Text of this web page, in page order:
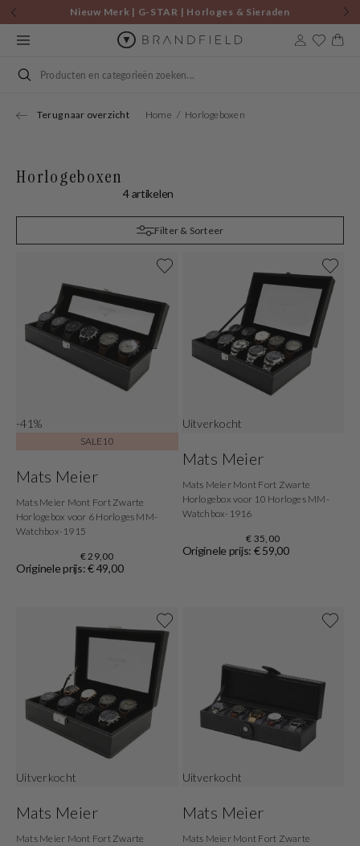
Skip to
content
Nieuw Merk | G-STAR | Horloges & Sieraden
Cart
Search
Terug naar overzicht Home Horlogeboxen
Horlogeboxen
4 artikelen
Filter & Sorteer
-41%
SALE10
Mats Meier
Mats Meier Mont Fort Zwarte
Horlogebox voor 6 Horloges MM-
Watchbox-1915
€ 29,00
Originele prijs: € 49,00
Uitverkocht
Mats Meier
Mats Meier Mont Fort Zwarte
Horlogebox voor 10 Horloges MM-
Watchbox-1916
€ 35,00
Originele prijs: € 59,00
Uitverkocht
Mats Meier
Mats Meier Mont Fort Zwarte
Uitverkocht
Mats Meier
Mats Meier Mont Fort Zwarte